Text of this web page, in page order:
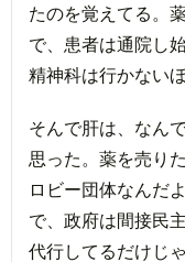
たのを覚えてる。
で、患者は通院し
精神科は行かない
そんで肝は、なん
思った。薬を売り
ロビー団体なんだ
で、政府は間接民
代行してるだけじ